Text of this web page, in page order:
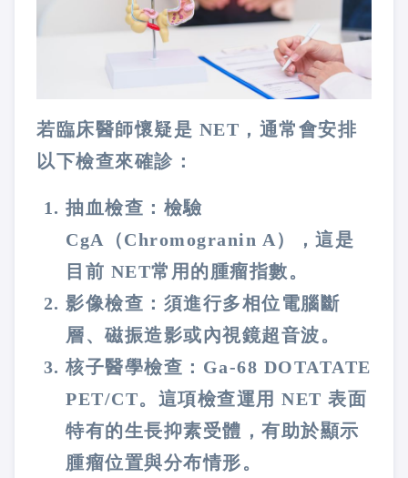
若臨床醫師懷疑是 NET，通常會安排
以下檢查來確診：
抽血檢查：檢驗
CgA（Chromogranin A），這是
目前 NET常用的腫瘤指數。
影像檢查：須進行多相位電腦斷
層、磁振造影或內視鏡超音波。
核子醫學檢查：Ga-68 DOTATATE
PET/CT。這項檢查運用 NET 表面
特有的生長抑素受體，有助於顯示
腫瘤位置與分布情形。